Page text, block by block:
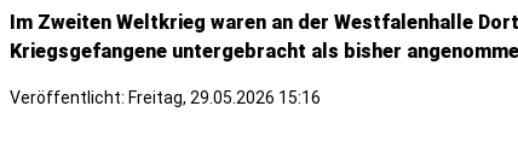
Im Zweiten Weltkrieg waren an der Westfalenhalle
Kriegsgefangene untergebracht als bisher
Veröffentlicht: Freitag, 29.05.2026 15:16